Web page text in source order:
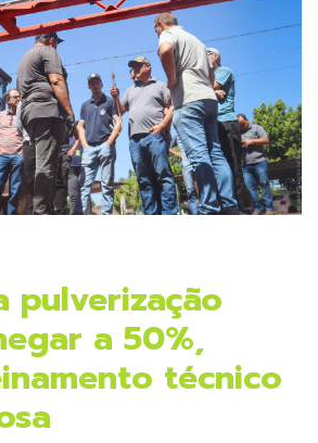
pulverização
a 50%,
técnico